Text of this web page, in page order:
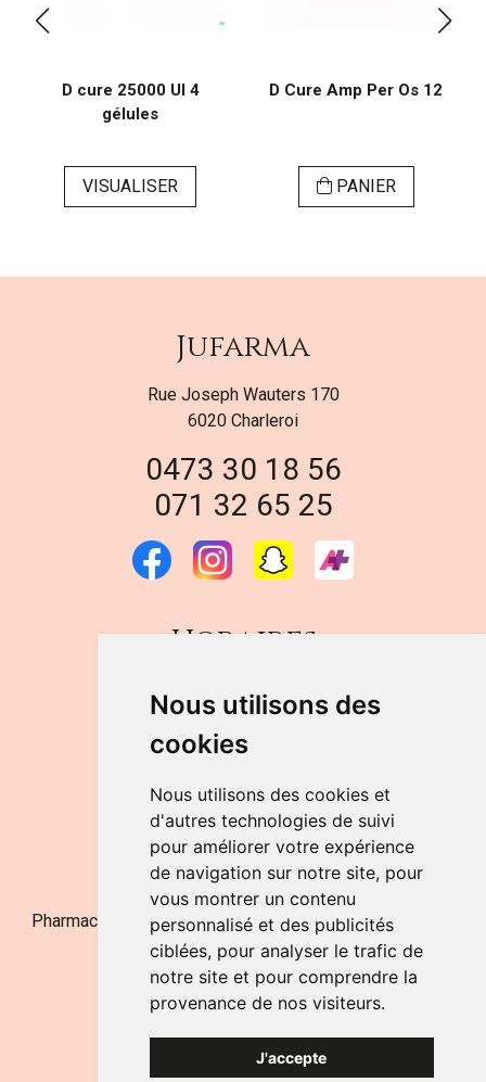
Nous utilisons des
cookies
Nous utilisons des cookies et
d'autres technologies de suivi
pour améliorer votre expérience
de navigation sur notre site, pour
vous montrer un contenu
personnalisé et des publicités
ciblées, pour analyser le trafic de
notre site et pour comprendre la
provenance de nos visiteurs.
J'accepte
D cure 25000 UI 4
gélules
VISUALISER
D Cure Amp Per Os 12
PANIER
Jufarma
Rue Joseph Wauters 170
6020 Charleroi
0473 30 18 56
071 32 65 25
Horaires
DU LUNDI AU VENDREDI
de 9h à 12h30 et de 14h à 18h
LE SAMEDI
de 9h à 12h30
NOUS CONTACTER
Pharmacie Jufarma - Fatima Abachra - APB 521704 - N°
Entreprise BE0882-700-592